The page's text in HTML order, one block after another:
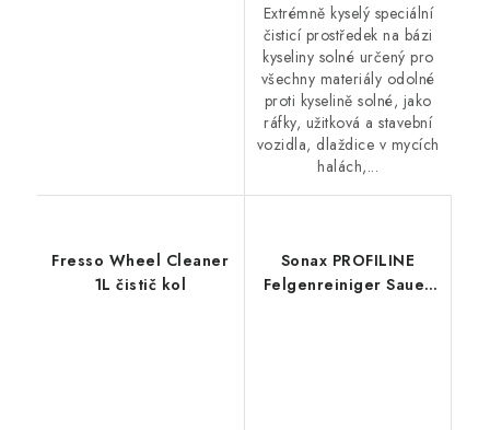
Extrémně kyselý speciální
čisticí prostředek na bázi
kyseliny solné určený pro
všechny materiály odolné
proti kyselině solné, jako
ráfky, užitková a stavební
vozidla, dlaždice v mycích
halách,...
Fresso Wheel Cleaner
1L čistič kol
Sonax PROFILINE
Felgenreiniger Sauer